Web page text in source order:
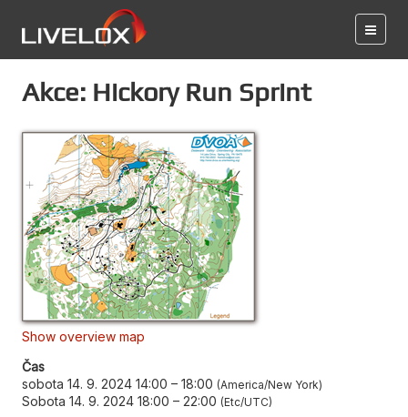
Akce: Hickory Run Sprint
Show overview map
Čas
sobota 14. 9. 2024 14:00 – 18:00 America/New York
Sobota 14. 9. 2024 18:00 – 22:00 Etc/UTC